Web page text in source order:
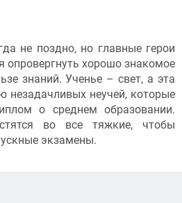
не поздно, но главные герои
опровергнуть хорошо знакомое
знаний. Ученье – свет, а эта
незадачливых неучей, которые
о среднем образовании.
во все тяжкие, чтобы
экзамены.